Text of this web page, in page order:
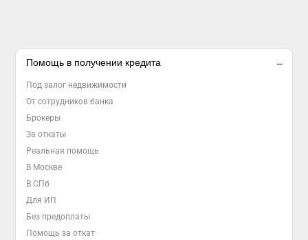
Помощь в получении кредита
Под залог недвижимости
От сотрудников банка
Брокеры
За откаты
Реальная помощь
В Москве
В СПб
Для ИП
Без предоплаты
Помощь за откат